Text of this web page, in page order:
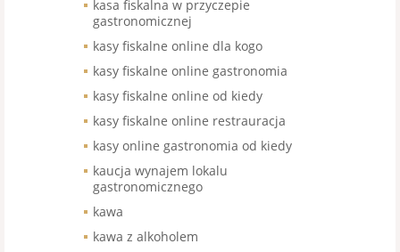
kasa fiskalna w przyczepie
gastronomicznej
kasy fiskalne online dla kogo
kasy fiskalne online gastronomia
kasy fiskalne online od kiedy
kasy fiskalne online restrauracja
kasy online gastronomia od kiedy
kaucja wynajem lokalu
gastronomicznego
kawa
kawa z alkoholem